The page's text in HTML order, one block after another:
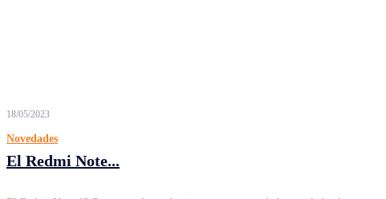
18/05/2023
Novedades
El Redmi Note...